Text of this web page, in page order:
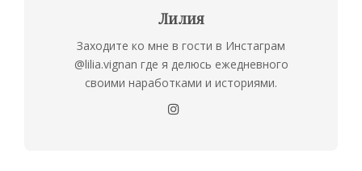
Лилия
Заходите ко мне в гости в Инстаграм
@lilia.vignan где я делюсь ежедневного
своими наработками и историями.